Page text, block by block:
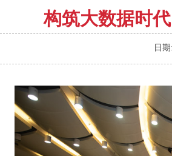
构筑大数据时
日期: